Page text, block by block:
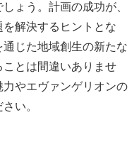
ょう。計画の成功が、
解決するヒントとな
じた地域創生の新たな
とは間違いありませ
やエヴァンゲリオンの
い。